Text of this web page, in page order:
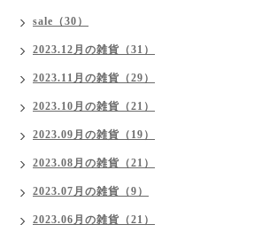
sale（30）
2023.12月の雑貨（31）
2023.11月の雑貨（29）
2023.10月の雑貨（21）
2023.09月の雑貨（19）
2023.08月の雑貨（21）
2023.07月の雑貨（9）
2023.06月の雑貨（21）